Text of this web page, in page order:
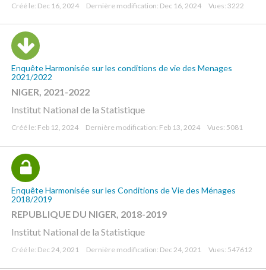
Créé le: Dec 16, 2024 Dernière modification: Dec 16, 2024 Vues: 3222
Enquête Harmonisée sur les conditions de vie des Menages
2021/2022
NIGER, 2021-2022
Institut National de la Statistique
Créé le: Feb 12, 2024 Dernière modification: Feb 13, 2024 Vues: 5081
Enquête Harmonisée sur les Conditions de Vie des Ménages
2018/2019
REPUBLIQUE DU NIGER, 2018-2019
Institut National de la Statistique
Créé le: Dec 24, 2021 Dernière modification: Dec 24, 2021 Vues: 547612